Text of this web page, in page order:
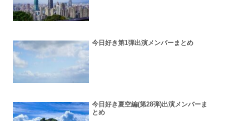
今日好き第1弾出演メンバーまとめ
今日好き夏空編(第28弾)出演メンバーま
とめ